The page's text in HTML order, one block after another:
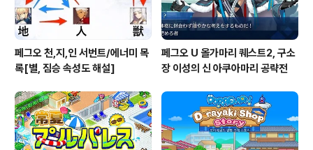
페그오 천,지,인 서번트/에너미 목
록[별, 짐승 속성도 해설]
페그오 U 올가마리 퀘스트2, 구소
장 이성의 신 아쿠아마리 공략전